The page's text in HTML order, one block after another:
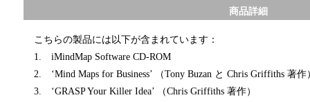
商品詳細
こちらの製品には以下が含まれています：
1. iMindMap Software CD-ROM
2. ‘Mind Maps for Business’ （Tony Buzan と Chris Griffiths 著作
3. ‘GRASP Your Killer Idea’ （Chris Griffiths 著作）